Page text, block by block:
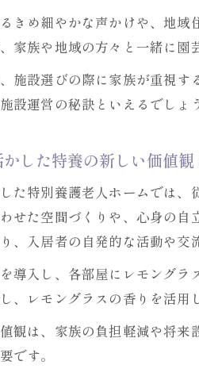
きめ細やかな声かけや、地
家族や地域の方々と一緒に園
施設選びの際に家族が重視
設運営の秘訣といえるでしょ
した特養の新しい価値観
た特別養護老人ホームでは
せた空間づくりや、心身の
、入居者の自発的な活動や交
導入し、各部屋にレモング
、レモングラスの香りを活用
観は、家族の負担軽減や将
です。